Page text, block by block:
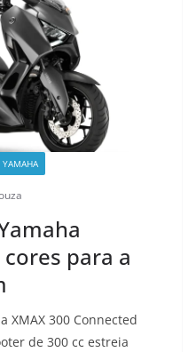
YAMAHA
para a
XMAX 300 Connected
de 300 cc estreia